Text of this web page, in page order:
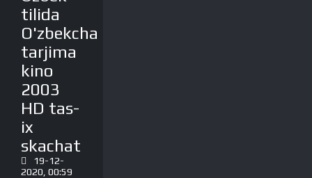
tilida
O'zbekcha
tarjima
kino
2003
HD tas-
ix
skachat
19-12-
2020, 00:59